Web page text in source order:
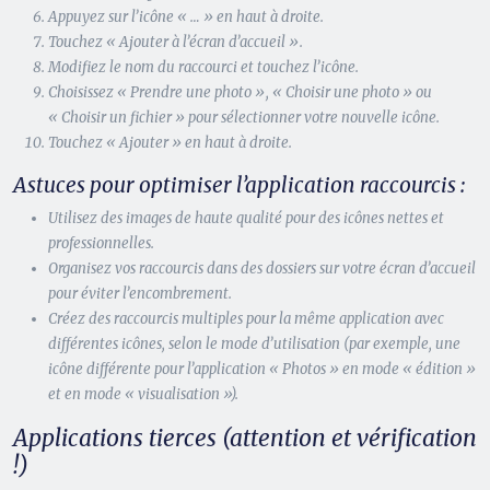
Appuyez sur l’icône « … » en haut à droite.
Touchez « Ajouter à l’écran d’accueil ».
Modifiez le nom du raccourci et touchez l’icône.
Choisissez « Prendre une photo », « Choisir une photo » ou
« Choisir un fichier » pour sélectionner votre nouvelle icône.
Touchez « Ajouter » en haut à droite.
Astuces pour optimiser l’application raccourcis :
Utilisez des images de haute qualité pour des icônes nettes et
professionnelles.
Organisez vos raccourcis dans des dossiers sur votre écran d’accueil
pour éviter l’encombrement.
Créez des raccourcis multiples pour la même application avec
différentes icônes, selon le mode d’utilisation (par exemple, une
icône différente pour l’application « Photos » en mode « édition »
et en mode « visualisation »).
Applications tierces (attention et vérification
!)